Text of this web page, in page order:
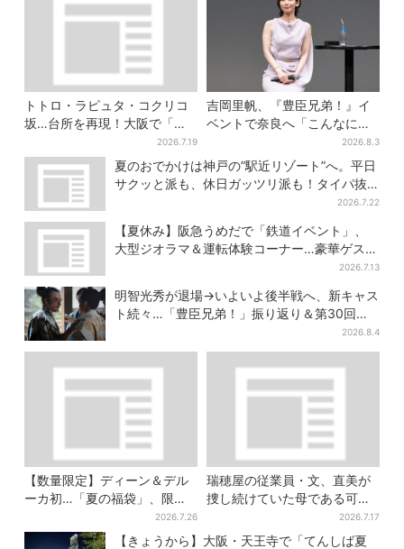
トトロ・ラピュタ・コクリコ
坂…台所を再現！大阪で「ジ
ブリ」の世界に浸れる 「食」
の展示とは？
2026.7.19
吉岡里帆、『豊臣兄弟！』イ
ベントで奈良へ「こんなに楽
しんでもらえてうれしい」2026.8.3
夏のおでかけは神戸の”駅近リゾート”へ。平日
サクッと派も、休日ガッツリ派も！タイパ抜
2026.7.22
【夏休み】阪急うめだで「鉄道イベント」、
大型ジオラマ＆運転体験コーナー…豪華ゲスト
2026.7.13
明智光秀が退場→いよいよ後半戦へ、新キャス
ト続々…「豊臣兄弟！」振り返り＆第30回あ
2026.8.4
【数量限定】ディーン＆デル
ーカ初…「夏の福袋」、限定
トートバッグなど！8種のアイ
テムが勢ぞろい
2026.7.26
瑞穂屋の従業員・文、直美が
捜し続けていた母である可能
性が浮上？ SNS驚き「灯台下
暗しすぎる」
2026.7.17
【きょうから】大阪・天王寺で「てんしば夏